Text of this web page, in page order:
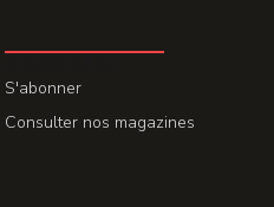
S'abonner
Consulter nos magazines